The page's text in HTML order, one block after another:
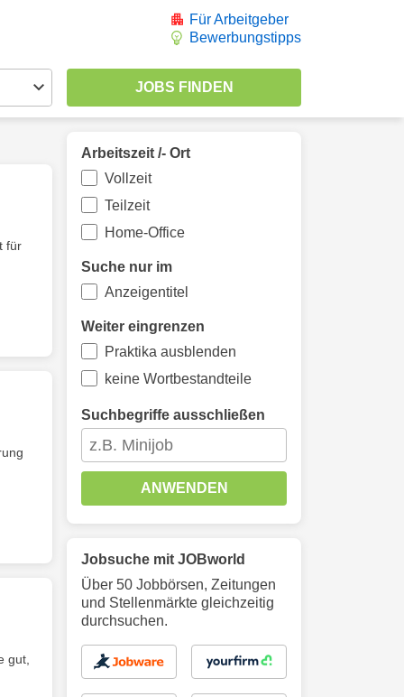
Für Arbeitgeber
Bewerbungstipps
für
gut,
Arbeitszeit /- Ort
Vollzeit
Teilzeit
Home-Office
Suche nur im
Anzeigentitel
Weiter eingrenzen
Praktika ausblenden
keine Wortbestandteile
Suchbegriffe ausschließen
ANWENDEN
Jobsuche mit JOBworld
Über 50 Jobbörsen, Zeitungen
und Stellenmärkte gleichzeitig
durchsuchen.